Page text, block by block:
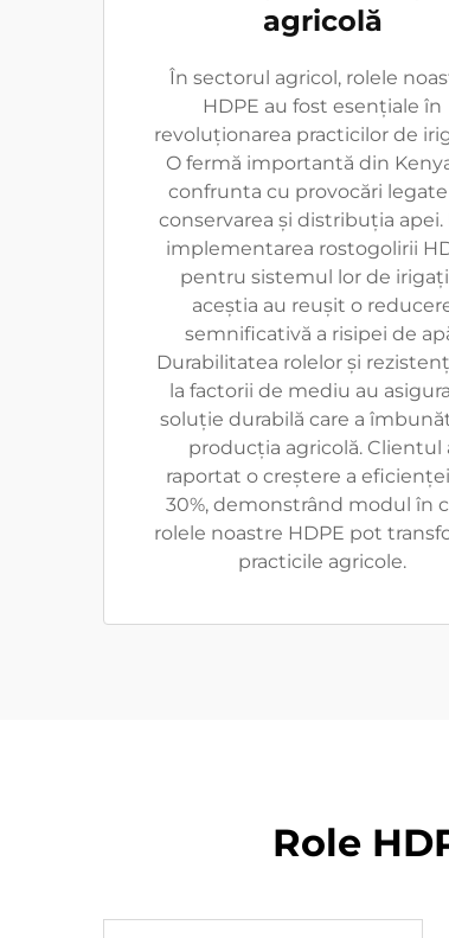
agricolă
În sectorul agricol, rolele
HDPE au fost esențiale în
revoluționarea practicilor de
O fermă importantă din
confrunta cu provocări
conservarea și distribuția apei.
implementarea rostogolirii
pentru sistemul lor de
aceștia au reușit o
semnificativă a risipei de
Durabilitatea rolelor și
la factorii de mediu au
soluție durabilă care a
producția agricolă. Clientul
raportat o creștere a
30%, demonstrând modul în
rolele noastre HDPE pot
practicile agricole.
Role